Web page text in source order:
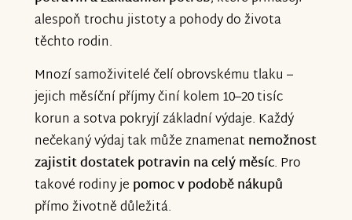
alespoň trochu jistoty a pohody do života
těchto rodin.
Mnozí samoživitelé čelí obrovskému tlaku –
jejich měsíční příjmy činí kolem 10–20 tisíc
korun a sotva pokryjí základní výdaje. Každý
nečekaný výdaj tak může znamenat nemožnost
zajistit dostatek potravin na celý měsíc. Pro
takové rodiny je pomoc v podobě nákupů
přímo životně důležitá.